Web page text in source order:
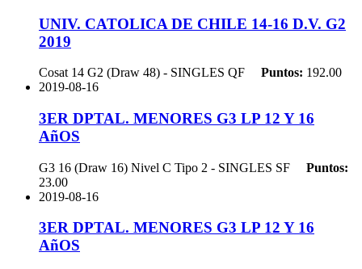
UNIV. CATOLICA DE CHILE 14-16 D.V. G2
2019
Cosat 14 G2 (Draw 48) - SINGLES QF Puntos: 192.00
2019-08-16
3ER DPTAL. MENORES G3 LP 12 Y 16
AñOS
G3 16 (Draw 16) Nivel C Tipo 2 - SINGLES SF
Puntos:
23.00
2019-08-16
3ER DPTAL. MENORES G3 LP 12 Y 16
AñOS